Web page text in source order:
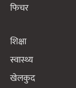
फिचर
शिक्षा
स्वास्थ्य
खेलकुद